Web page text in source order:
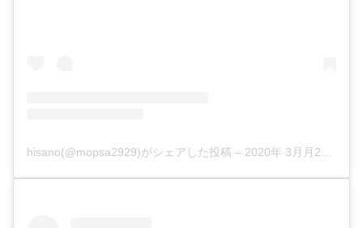
hisano(@mopsa2929)がシェアした投稿 – 2020年 3月月25日午後9時47分PDT